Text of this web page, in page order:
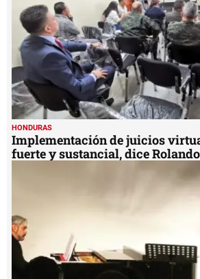
HONDURAS
Implementación de juicios
fuerte y sustancial, dice